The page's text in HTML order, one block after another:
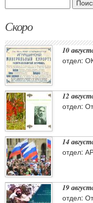
Скоро
10
отдел:
12
отдел:
14
отдел:
19
отдел: